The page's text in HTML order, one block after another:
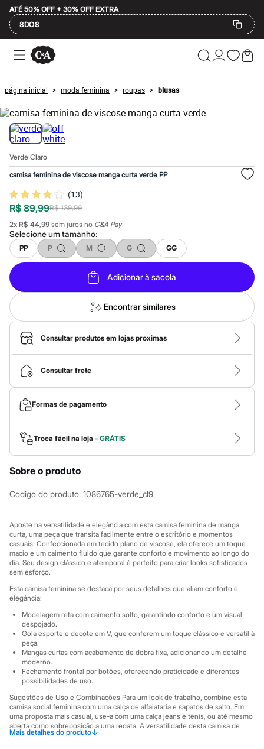
ATÉ 50% OFF + 30% OFF EXTRA
8DO8
Ofertas
Compre por Departamento
Masculino
Infantil
Calçados
Plus Size
2 calçados por R$189
2 peças por R$199
3 itens de beleza por R$129
Até 20% off
Até 40% off
Até 60% off
A partir de 60% off
Feminino
Em alta
Inverno
Alfaiataria
Novidades
Roupas
Blusas e Camisetas
Básicos
Calças
Casacos e Jaquetas
Jeans
Macacões
Saias
Shorts e Bermudas
Vestidos
Acessórios
Bolsas
Bonés e Chapéus
Bijoux
Cintos
Relógios
Calçados
Botas
Chinelos
Rasteirinhas
Sandálias
Sapatilhas
Marcas
City
Clock House
Mindset
Sawary
Yessica
Moda esportiva
Acessórios
Calçados
Leggings
Shorts e Bermudas
Tops
Moda íntima
Calcinhas
Cintas e Modeladores
Meias
Pijamas
Sutiãs e Tops
Moda praia
Biquínis
página inicial > moda feminina > roupas > blusas
Verde Claro
camisa feminina de viscose manga curta verde PP
(13)
R$ 89,99R$ 139,99
2x R$ 44,99 sem juros no C&A Pay
Selecione umtamanho:
PP P M G GG
Adicionar à sacola
Encontrar similares
Consultar produtos em lojas proximas
Consultar frete
Formas de pagamento
Troca fácil na loja - GRÁTIS
Sobre o produto
Codigo do produto: 1086765-verde_cl9
Aposte na versatilidade e elegância com esta camisa feminina de manga
curta, uma peça que transita facilmente entre o escritório e momentos
casuais. Confeccionada em tecido plano de viscose, ela oferece um toque
macio e um caimento fluido que garante conforto e movimento ao longo do
dia. Seu design clássico e atemporal é perfeito para criar looks sofisticados
sem esforço.
Esta camisa feminina se destaca por seus detalhes que aliam conforto e
elegância:
Modelagem reta com caimento solto, garantindo conforto e um visual
despojado.
Gola esporte e decote em V, que conferem um toque clássico e versátil à
peça.
Mangas curtas com acabamento de dobra fixa, adicionando um detalhe
moderno.
Fechamento frontal por botões, oferecendo praticidade e diferentes
possibilidades de uso.
Sugestões de Uso e Combinações Para um look de trabalho, combine esta
camisa social feminina com uma calça de alfaiataria e sapatos de salto. Em
uma proposta mais casual, use-a com uma calça jeans e tênis, ou até mesmo
aberta como sobreposição a uma regata. A versatilidade desta camisa de
botão feminina permite criar composições para diversas ocasiões, desde as
Mais detalhes do produto↓